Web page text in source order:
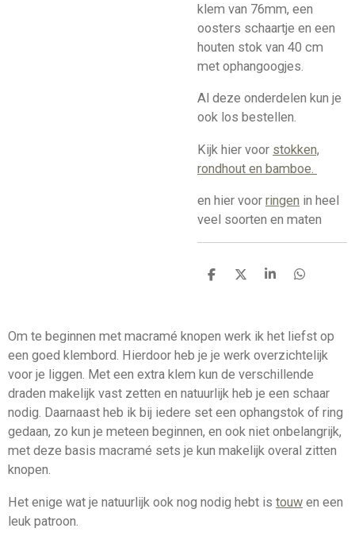
klem van 76mm, een
oosters schaartje en een
houten stok van 40 cm
met ophangoogjes.
Al deze onderdelen kun je
ook los bestellen.
Kijk hier voor stokken,
rondhout en bamboe.
en hier voor ringen in heel
veel soorten en maten
D
n
D
S
e
D
n
Om te beginnen met macramé knopen werk ik het liefst op
een goed klembord. Hierdoor heb je je werk overzichtelijk
voor je liggen. Met een extra klem kun de verschillende
draden makelijk vast zetten en natuurlijk heb je een schaar
nodig. Daarnaast heb ik bij iedere set een ophangstok of ring
gedaan, zo kun je meteen beginnen, en ook niet onbelangrijk,
met deze basis macramé sets je kun makelijk overal zitten
knopen.
Het enige wat je natuurlijk ook nog nodig hebt is touw en een
leuk patroon.